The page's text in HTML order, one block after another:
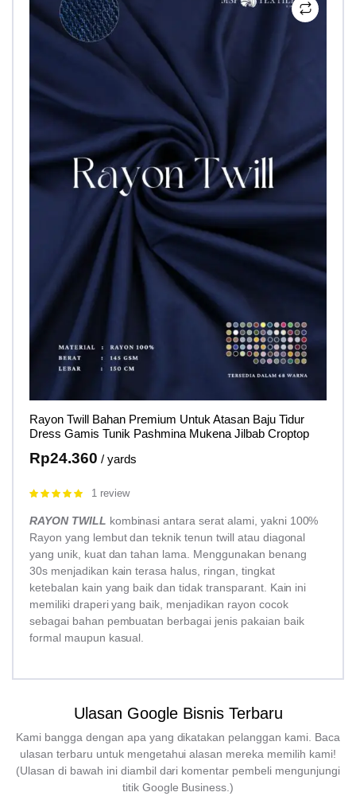
Rayon Twill Bahan Premium Untuk Atasan Baju Tidur
Dress Gamis Tunik Pashmina Mukena Jilbab Croptop
Rp24.360 / yards
Rated
1 review
RAYON TWILL kombinasi antara serat alami, yakni 100%
Rayon yang lembut dan teknik tenun twill atau diagonal
yang unik, kuat dan tahan lama. Menggunakan benang
30s menjadikan kain terasa halus, ringan, tingkat
ketebalan kain yang baik dan tidak transparant. Kain ini
memiliki draperi yang baik, menjadikan rayon cocok
sebagai bahan pembuatan berbagai jenis pakaian baik
formal maupun kasual.
Ulasan Google Bisnis Terbaru
Kami bangga dengan apa yang dikatakan pelanggan kami. Baca
ulasan terbaru untuk mengetahui alasan mereka memilih kami!
(Ulasan di bawah ini diambil dari komentar pembeli mengunjungi
titik Google Business.)